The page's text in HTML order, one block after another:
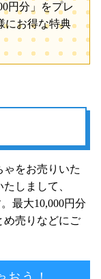
円分」をプレ
にお得な特典
をお売りいた
しまして、
最大10,000円分
め売りなどにご